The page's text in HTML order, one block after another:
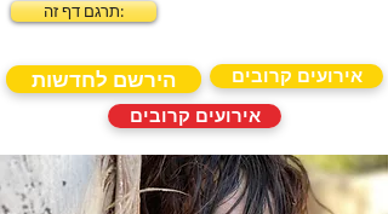
תרגם דף זה:
הירשם לחדשות
אירועים קרובים
אירועים קרובים